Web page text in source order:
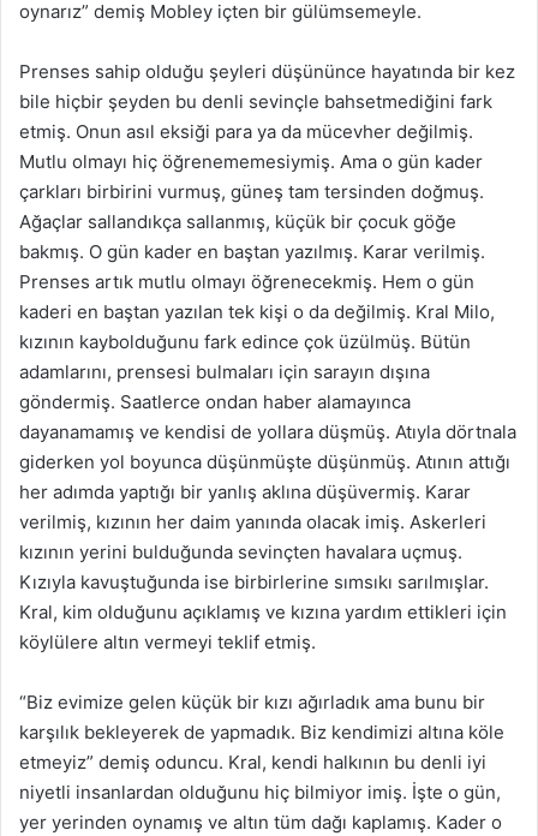
oynarız” demiş Mobley içten bir gülümsemeyle.
Prenses sahip olduğu şeyleri düşününce hayatında bir kez
bile hiçbir şeyden bu denli sevinçle bahsetmediğini fark
etmiş. Onun asıl eksiği para ya da mücevher değilmiş.
Mutlu olmayı hiç öğrenememesiymiş. Ama o gün kader
çarkları birbirini vurmuş, güneş tam tersinden doğmuş.
Ağaçlar sallandıkça sallanmış, küçük bir çocuk göğe
bakmış. O gün kader en baştan yazılmış. Karar verilmiş.
Prenses artık mutlu olmayı öğrenecekmiş. Hem o gün
kaderi en baştan yazılan tek kişi o da değilmiş. Kral Milo,
kızının kaybolduğunu fark edince çok üzülmüş. Bütün
adamlarını, prensesi bulmaları için sarayın dışına
göndermiş. Saatlerce ondan haber alamayınca
dayanamamış ve kendisi de yollara düşmüş. Atıyla dörtnala
giderken yol boyunca düşünmüşte düşünmüş. Atının attığı
her adımda yaptığı bir yanlış aklına düşüvermiş. Karar
verilmiş, kızının her daim yanında olacak imiş. Askerleri
kızının yerini bulduğunda sevinçten havalara uçmuş.
Kızıyla kavuştuğunda ise birbirlerine sımsıkı sarılmışlar.
Kral, kim olduğunu açıklamış ve kızına yardım ettikleri için
köylülere altın vermeyi teklif etmiş.
“Biz evimize gelen küçük bir kızı ağırladık ama bunu bir
karşılık bekleyerek de yapmadık. Biz kendimizi altına köle
etmeyiz” demiş oduncu. Kral, kendi halkının bu denli iyi
niyetli insanlardan olduğunu hiç bilmiyor imiş. İşte o gün,
yer yerinden oynamış ve altın tüm dağı kaplamış. Kader o